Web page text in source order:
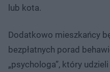
lub kota.
Dodatkowo mieszkańcy
bezpłatnych porad
„psychologa”, który